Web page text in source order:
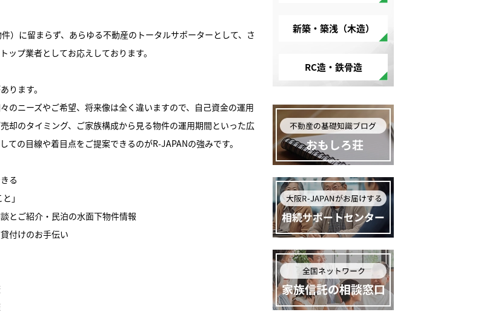
）に留まらず、あらゆる不動産のトータルサポーターとして、さ
ップ業者としてお応えしております。
ります。
のニーズやご希望、将来像は全く違いますので、自己資金の運用
却のタイミング、ご家族構成から見る物件の運用期間といった広
ての目線や着目点をご提案できるのがR-JAPANの強みです。
る
」
とご紹介・民泊の水面下物件情報
付けのお手伝い
新築・築浅（木造）
RC造・鉄骨造